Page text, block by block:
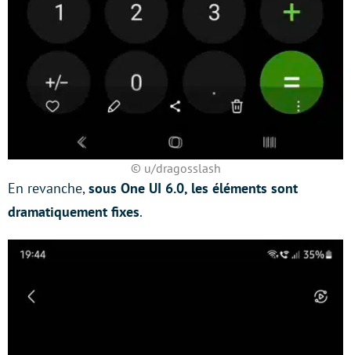
© u/dragosslash
En revanche,sous One UI 6.0, les éléments sont
dramatiquement fixes.